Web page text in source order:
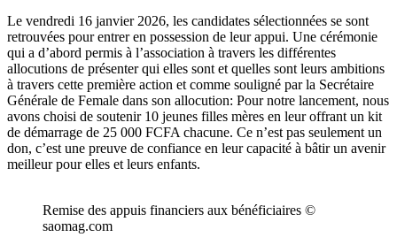
Le vendredi 16 janvier 2026, les candidates sélectionnées se sont
retrouvées pour entrer en possession de leur appui. Une cérémonie
qui a d’abord permis à l’association à travers les différentes
allocutions de présenter qui elles sont et quelles sont leurs ambitions
à travers cette première action et comme souligné par la Secrétaire
Générale de Female dans son allocution: Pour notre lancement, nous
avons choisi de soutenir 10 jeunes filles mères en leur offrant un kit
de démarrage de 25 000 FCFA chacune. Ce n’est pas seulement un
don, c’est une preuve de confiance en leur capacité à bâtir un avenir
meilleur pour elles et leurs enfants.
Remise des appuis financiers aux bénéficiaires ©
saomag.com